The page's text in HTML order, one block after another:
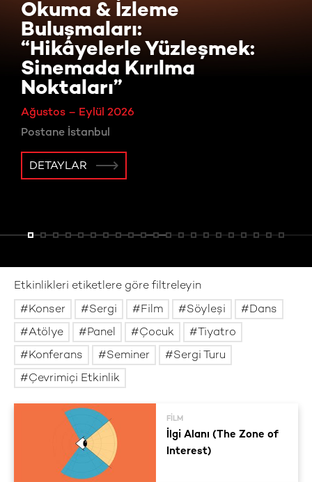
Okuma & İzleme
Buluşmaları:
“Hikâyelerle Yüzleşmek:
Sinemada Kırılma
Noktaları”
Ağustos – Eylül 2026
Postane İstanbul
DETAYLAR
Etkinlikleri etiketlere göre filtreleyin
Konser
Sergi Film Söyleşi
Dans
Atölye
Panel Çocuk
Tiyatro
Konferans
Seminer
Sergi Turu
Çevrimiçi Etkinlik
FILM
İlgi Alanı (The Zone of
Interest)